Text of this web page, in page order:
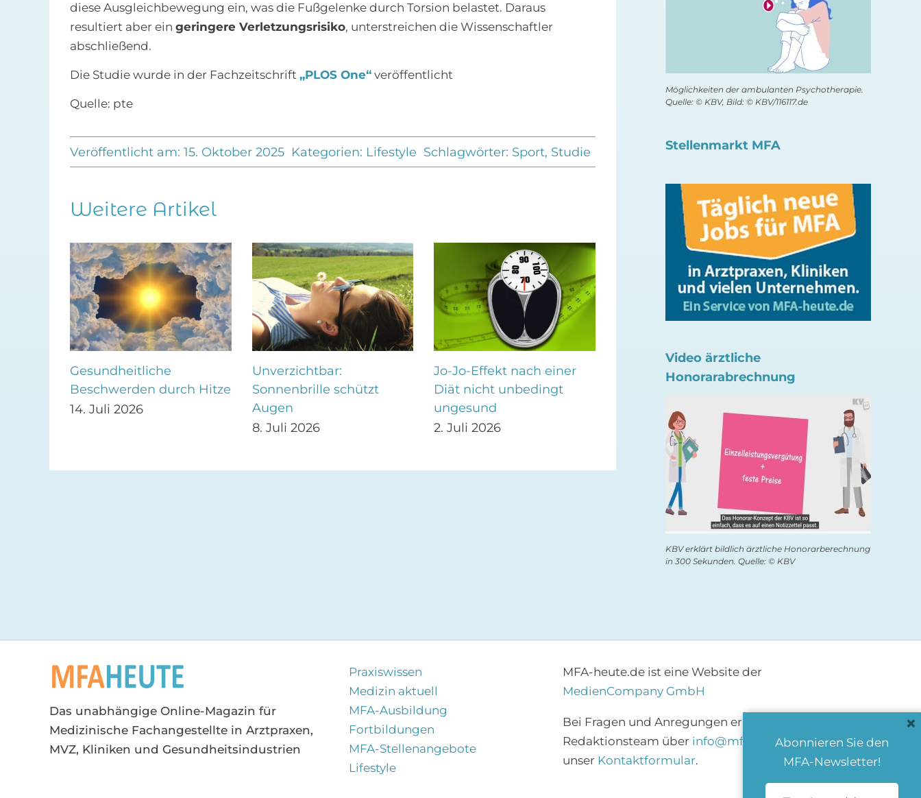
diese Ausgleichbewegung ein, was die Fußgelenke durch Torsion belastet. Daraus
resultiert aber ein geringere Verletzungsrisiko, unterstreichen die Wissenschaftler
abschließend.
Die Studie wurde in der Fachzeitschrift „PLOS One“veröffentlicht
Quelle: pte
Veröffentlicht am: 15. Oktober 2025 Kategorien: Lifestyle Schlagwörter: Sport, Studie
Weitere Artikel
Gesundheitliche
Beschwerden durch Hitze
14. Juli 2026
Unverzichtbar:
Sonnenbrille schützt
Augen
8. Juli 2026
Jo-Jo-Effekt nach einer
Diät nicht unbedingt
ungesund
2. Juli 2026
Kann Konsum von E-
verhindert werden?
24. Juli 2026
24. Juli 2026
Möglichkeiten der ambulanten Psychotherapie.
Quelle: © KBV, Bild: © KBV/116117.de
Stellenmarkt MFA
Video ärztliche
Honorarabrechnung
KBV erklärt bildlich ärztliche Honorarberechnung
in 300 Sekunden. Quelle: © KBV
Das unabhängige Online-Magazin für
Medizinische Fachangestellte in Arztpraxen,
MVZ, Kliniken und Gesundheitsindustrien
Praxiswissen
Medizin aktuell
MFA-Ausbildung
Fortbildungen
MFA-Stellenangebote
Lifestyle
MFA-heute.de ist eine Website der
MedienCompany GmbH
Bei Fragen und Anregungen erreichen Sie das
Redaktionsteam über info@mfa-heute.debzw.
unser Kontaktformular.
Abonnieren Sie den
MFA-Newsletter!
×